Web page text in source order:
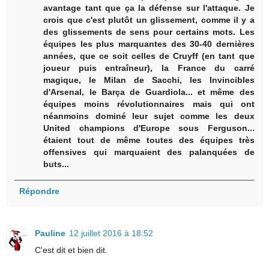
avantage tant que ça la défense sur l'attaque. Je
crois que c'est plutôt un glissement, comme il y a
des glissements de sens pour certains mots. Les
équipes les plus marquantes des 30-40 dernières
années, que ce soit celles de Cruyff (en tant que
joueur puis entraîneur), la France du carré
magique, le Milan de Sacchi, les Invincibles
d'Arsenal, le Barça de Guardiola... et même des
équipes moins révolutionnaires mais qui ont
néanmoins dominé leur sujet comme les deux
United champions d'Europe sous Ferguson...
étaient tout de même toutes des équipes très
offensives qui marquaient des palanquées de
buts...
Répondre
Pauline 12 juillet 2016 à 18:52
C'est dit et bien dit.